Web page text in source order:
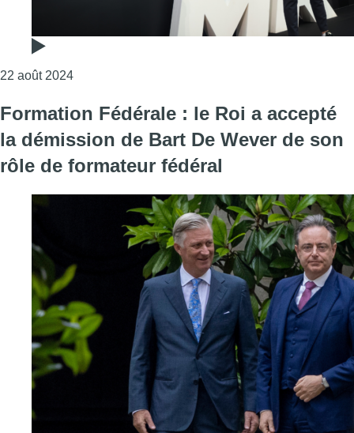
22 août 2024Consulter l'article "Georges-Louis Bouchez sur la
Formation Fédérale : le Roi a accepté
la démission de Bart De Wever de son
rôle de formateur fédéral